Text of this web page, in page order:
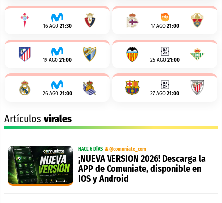
16 AGO 21:30 17 AGO 21:00
19 AGO 21:00 25 AGO 21:00
26 AGO 21:00 27 AGO 21:00
Artículosvirales
HACE 6 DÍAS @comuniate_com
¡NUEVA VERSION 2026! Descarga la
APP de Comuniate, disponible en
IOS y Android